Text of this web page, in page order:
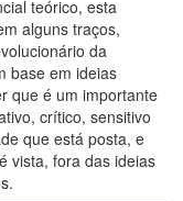
teórico, esta
alguns traços,
da
base em ideias
que é um importante
crítico, sensitivo
que está posta, e
vista, fora das ideias